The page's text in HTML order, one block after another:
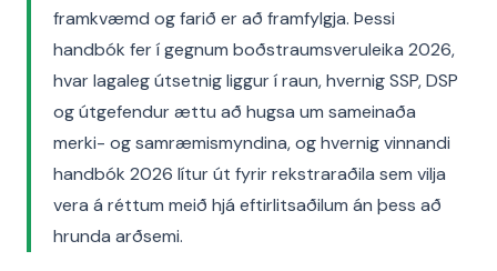
framkvæmd og farið er að framfylgja. Þessi
handbók fer í gegnum boðstraumsveruleika 2026,
hvar lagaleg útsetnig liggur í raun, hvernig SSP, DSP
og útgefendur ættu að hugsa um sameinaða
merki- og samræmismyndina, og hvernig vinnandi
handbók 2026 lítur út fyrir rekstraraðila sem vilja
vera á réttum meið hjá eftirlitsaðilum án þess að
hrunda arðsemi.